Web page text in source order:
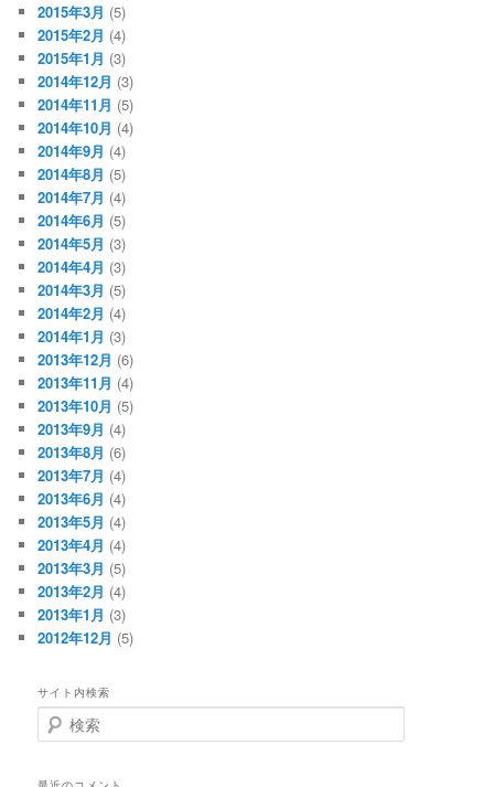
2015年3月 (5)
2015年2月 (4)
2015年1月 (3)
2014年12月 (3)
2014年11月 (5)
2014年10月 (4)
2014年9月 (4)
2014年8月 (5)
2014年7月 (4)
2014年6月 (5)
2014年5月 (3)
2014年4月 (3)
2014年3月 (5)
2014年2月 (4)
2014年1月 (3)
2013年12月 (6)
2013年11月 (4)
2013年10月 (5)
2013年9月 (4)
2013年8月 (6)
2013年7月 (4)
2013年6月 (4)
2013年5月 (4)
2013年4月 (4)
2013年3月 (5)
2013年2月 (4)
2013年1月 (3)
2012年12月 (5)
サイト内検索
検
索